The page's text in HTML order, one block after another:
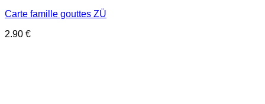
Carte famille gouttes ZÜ
2.90 €